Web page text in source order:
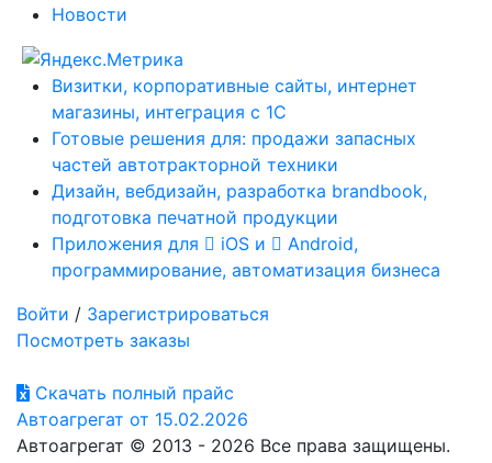
Новости
Визитки, корпоративные сайты, интернет
магазины, интеграция с 1С
Готовые решения для: продажи запасных
частей автотракторной техники
Дизайн, вебдизайн, разработка brandbook,
подготовка печатной продукции
Приложения для
iOS и
Android,
программирование, автоматизация бизнеса
Войти / Зарегистрироваться
Посмотреть заказы
Скачать полный прайс
Автоагрегат от 15.02.2026
Автоагрегат © 2013 - 2026 Все права защищены.